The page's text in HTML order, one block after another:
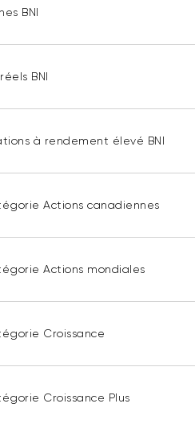
BNI
BNI
à rendement élevé BNI
Actions canadiennes
Actions mondiales
Croissance
Croissance Plus